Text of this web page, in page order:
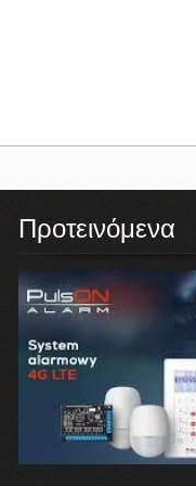
Προτεινόμενα